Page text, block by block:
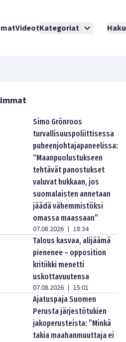
VideotKategoriat Haku
Simo Grönroos
turvallisuuspoliittisessa
puheenjohtajapaneelissa:
“Maanpuolustukseen
tehtävät panostukset
valuvat hukkaan, jos
suomalaisten annetaan
jäädä vähemmistöksi
omassa maassaan”
07.08.2026 | 18:34
Talous kasvaa, alijäämä
pienenee – opposition
kritiikki menetti
uskottavuutensa
07.08.2026 | 15:01
Ajatuspaja Suomen
Perusta järjestötukien
jakoperusteista: ”Minkä
takia maahanmuuttaja ei